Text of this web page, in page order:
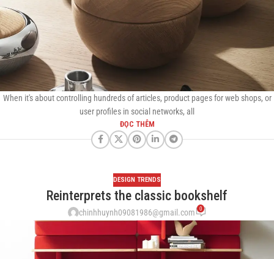
When it's about controlling hundreds of articles, product pages for web shops, or
user profiles in social networks, all
ĐỌC THÊM
DESIGN TRENDS
Reinterprets the classic bookshelf
chinhhuynh09081986@gmail.com 0